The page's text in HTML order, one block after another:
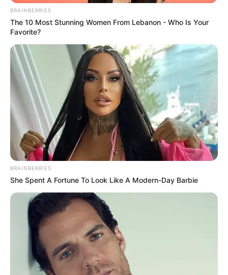
TAGS
ΝΟΣΟΚΟΜΕΙΟ ΧΑΛΚΙΔΑΣ
BRAINBERRIES
The 10 Most Stunning Women From Lebanon - Who Is Your
Favorite?
BRAINBERRIES
She Spent A Fortune To Look Like A Modern-Day Barbie